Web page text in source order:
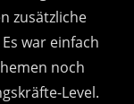
zusätzliche
war einfach
noch
Level.